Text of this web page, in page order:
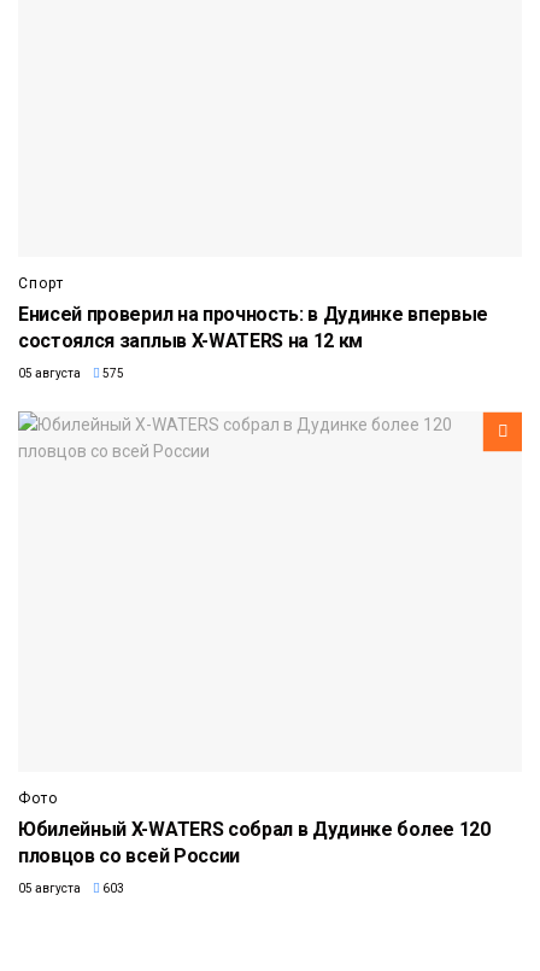
Спорт
Енисей проверил на прочность: в Дудинке впервые
состоялся заплыв X-WATERS на 12 км
05 августа 575
Фото
Юбилейный X-WATERS собрал в Дудинке более 120
пловцов со всей России
05 августа 603